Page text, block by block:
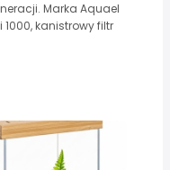
Marka Aquael
kanistrowy filtr